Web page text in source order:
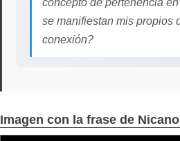
concepto de pertenencia
se manifiestan mis propios
conexión?
Imagen con la frase de